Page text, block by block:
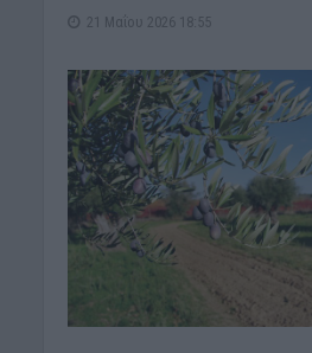
21 Μαΐου 2026 18:55